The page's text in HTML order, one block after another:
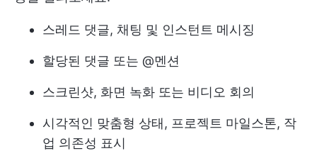
스레드 댓글, 채팅 및 인스턴트 메시징
할당된 댓글 또는 @멘션
스크린샷, 화면 녹화 또는 비디오 회의
시각적인 맞춤형 상태, 프로젝트 마일스톤, 작
업 의존성 표시